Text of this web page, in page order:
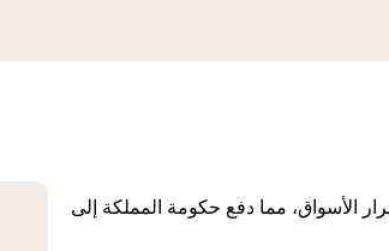
الأسواق، مما دفع حكومة المملكة إلى